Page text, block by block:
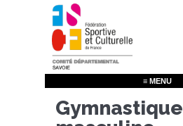
Aller
au
contenu
principal
≡ MENU
Gymnastique